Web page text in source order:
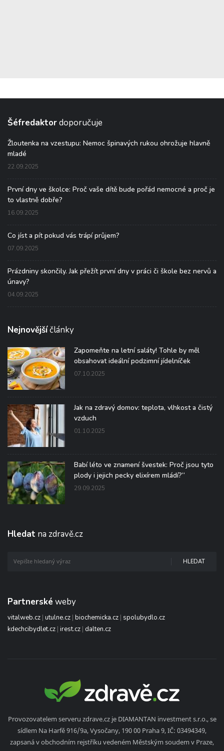
Šéfredaktordoporučuje
Žloutenka na vzestupu: Nemoc špinavých rukou ohrožuje hlavně
mladé
22.09.2025
První dny ve školce: Proč vaše dítě bude pořád nemocné a proč je
to vlastně dobře?
16.09.2025
Co jíst a pít pokud vás trápí průjem?
07.09.2025
Prázdniny skončily. Jak přežít první dny v práci či škole bez nervů a
únavy?
04.09.2025
Nejnovějšíčlánky
Zapomeňte na letní saláty! Tohle by měl
obsahovat ideální podzimní jídelníček
07.10.2025
Jak na zdravý domov: teplota, vlhkost a čistý
vzduch
01.10.2025
Babí léto ve znamení švestek: Proč jsou tyto
plody i jejich pecky elixírem mládí?“
29.09.2025
Hledat na zdravě.cz
HLEDAT
Partnerské weby
vitalweb.cz | utulne.cz | biochemicka.cz | spolubydlo.cz
kdechcibydlet.cz | irest.cz | dalten.cz
Provozovatelem serveru zdrave.cz je DIAMANTAN investment s.r.o., se
sídlem Na Harfě 916/9a, Vysočany, 190 00 Praha 9, IČ: 03494349,
zapsaná v obchodním rejstříku vedeném Městským soudem v Praze,